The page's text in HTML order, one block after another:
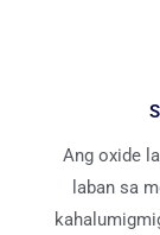
Ang oxide
laban sa